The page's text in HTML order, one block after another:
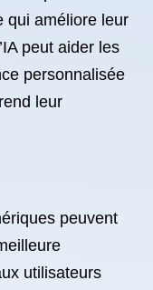
qui améliore leur
peut aider les
personnalisée
leur
peuvent
utilisateurs